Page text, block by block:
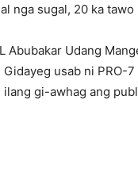
nga sugal, 20 ka
Abubakar Udang
usab ni
gi-awhag ang